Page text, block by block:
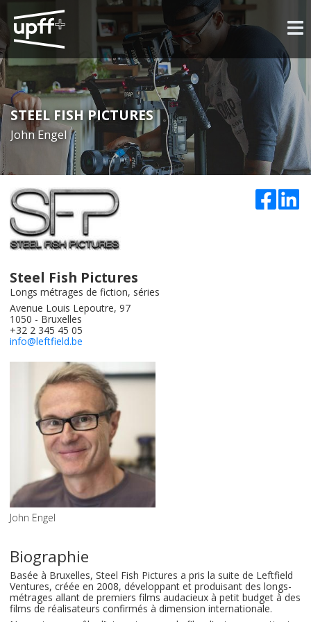
STEEL FISH PICTURES
John Engel
Steel Fish Pictures
Longs métrages de fiction, séries
Avenue Louis Lepoutre, 97
1050 - Bruxelles
+32 2 345 45 05
info@leftfield.be
John Engel
Biographie
Basée à Bruxelles, Steel Fish Pictures a pris la suite de Leftfield
Ventures, créée en 2008, développant et produisant des longs-
métrages allant de premiers films audacieux à petit budget à des
films de réalisateurs confirmés à dimension internationale.